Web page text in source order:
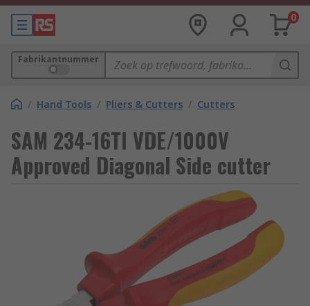
0
Fabrikantnummer
/ Hand Tools / Pliers & Cutters / Cutters
SAM 234-16TI VDE/1000V
Approved Diagonal Side cutter